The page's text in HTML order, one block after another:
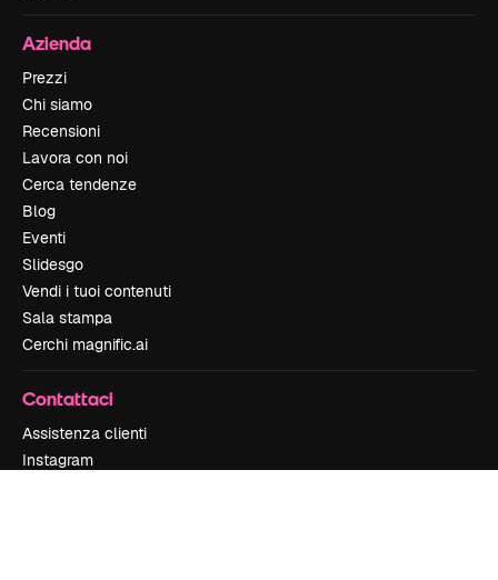
Azienda
Prezzi
Chi siamo
Recensioni
Lavora con noi
Cerca tendenze
Blog
Eventi
Slidesgo
Vendi i tuoi contenuti
Sala stampa
Cerchi magnific.ai
Contattaci
Assistenza clienti
Instagram